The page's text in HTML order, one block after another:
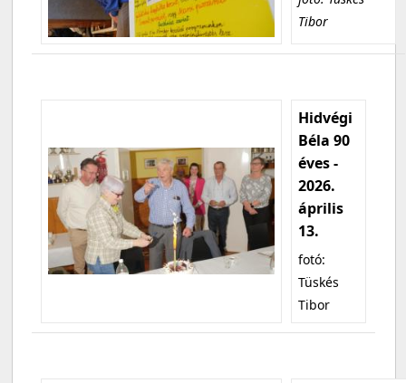
Tibor
Hidvégi
Béla 90
éves -
2026.
április
13.
fotó:
Tüskés
Tibor